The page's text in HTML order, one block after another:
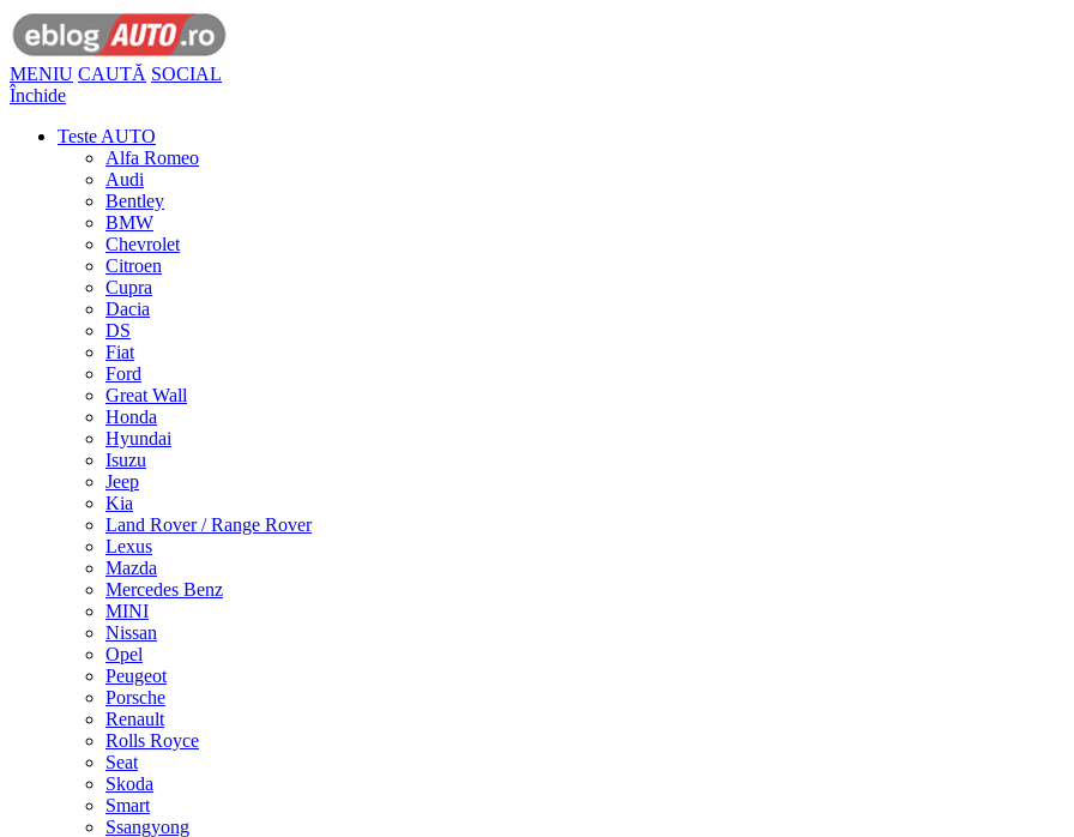
MENIU CAUTĂ SOCIAL
Închide
Teste AUTO
Alfa Romeo
Audi
Bentley
BMW
Chevrolet
Citroen
Cupra
Dacia
DS
Fiat
Ford
Great Wall
Honda
Hyundai
Isuzu
Jeep
Kia
Land Rover / Range Rover
Lexus
Mazda
Mercedes Benz
MINI
Nissan
Opel
Peugeot
Porsche
Renault
Rolls Royce
Seat
Skoda
Smart
Ssangyong